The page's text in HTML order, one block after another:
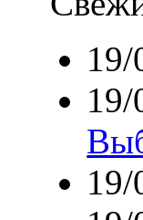
19/
19/
19/